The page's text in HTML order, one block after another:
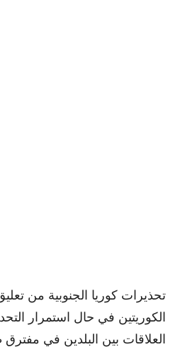
تحذيرات كوريا الجنوبية من
الكوريتين في حال استمرار
العلاقات بين البلدين في